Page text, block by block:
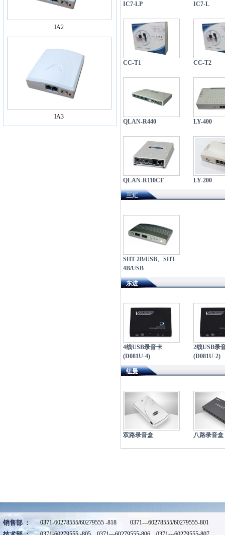
IA2
IA3
IC7-LP IC7-L
CC-T1 CC-T2
QLAN-R440 LY-400
QLAN-R110CF LY-200
三汇
SHT-2B/USB、SHT-
4B/USB
东进
4线USB录音卡
(D081U-4)
2线USB录
(D081U-2)
纽曼
双路录音盒 八路录音盒
销售部 ： 0371-60278555/60279555 -818 0371---60278555/60279555-801